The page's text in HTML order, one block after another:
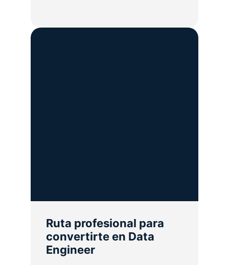
Ruta profesional para
convertirte en Data
Engineer